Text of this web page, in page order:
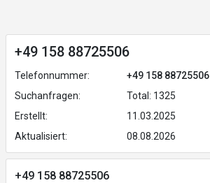
+49 158 88725506
Telefonnummer:
+49 158 88725506
Suchanfragen:
Total: 1325
Erstellt:
11.03.2025
Aktualisiert:
08.08.2026
+49 158 88725506